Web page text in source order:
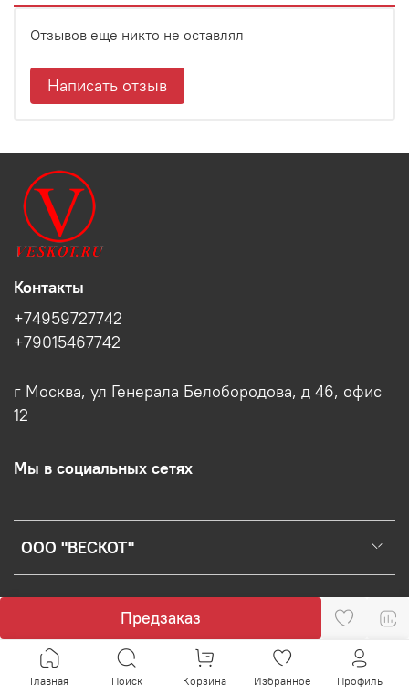
Предзаказ
Отзывов еще никто не оставлял
Написать отзыв
ООО "ВЕСКОТ"
Контакты
+74959727742
+79015467742
г Москва, ул Генерала Белобородова, д 46, офис
12
Мы в социальных сетях
Главная Поиск Корзина Избранное Профиль